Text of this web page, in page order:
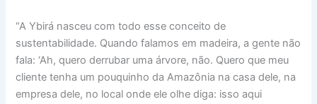
“A Ybirá nasceu com todo esse conceito de
sustentabilidade. Quando falamos em madeira, a gente não
fala: ‘Ah, quero derrubar uma árvore, não. Quero que meu
cliente tenha um pouquinho da Amazônia na casa dele, na
empresa dele, no local onde ele olhe diga: isso aqui